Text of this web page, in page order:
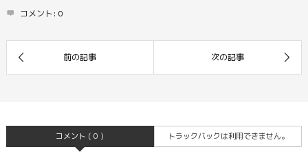
コメント: 0
コメント ( 0 ) トラックバックは利用できません。